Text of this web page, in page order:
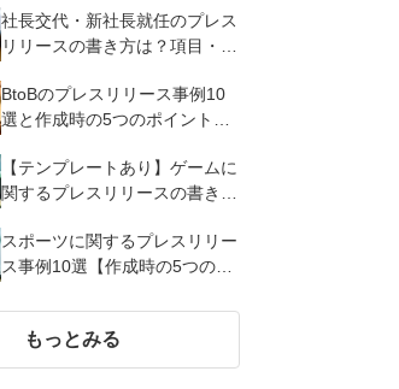
社長交代・新社長就任のプレス
リリースの書き方は？項目・ポ
BtoBのプレスリリース事例10
選と作成時の5つのポイントを
【テンプレートあり】ゲームに
関するプレスリリースの書き方
スポーツに関するプレスリリー
ス事例10選【作成時の5つのポ
もっとみる